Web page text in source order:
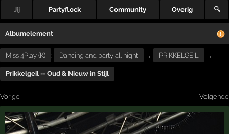
Jij Partyflock Community Overig 🔍
Albumelement
Miss 4Play (K) : Dancing and party all night → PRIKKELGEIL →
Prikkelgeil -- Oud & Nieuw in Stijl
Vorige Volgende